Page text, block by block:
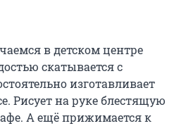
в детском центре
скатывается с
изготавливает
Рисует на руке блестящую
А ещё прижимается к